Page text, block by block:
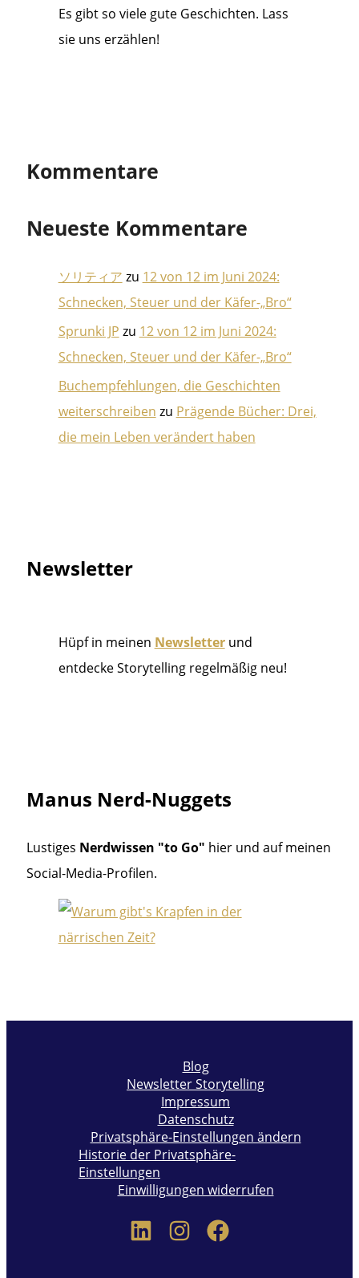
Es gibt so viele gute Geschichten. Lass
sie uns erzählen!
Kommentare
Neueste Kommentare
ソリティア zu 12 von 12 im Juni 2024:
Schnecken, Steuer und der Käfer-„Bro“
Sprunki JP zu 12 von 12 im Juni 2024:
Schnecken, Steuer und der Käfer-„Bro“
Buchempfehlungen, die Geschichten
weiterschreiben zu Prägende Bücher: Drei,
die mein Leben verändert haben
Newsletter
Hüpf in meinen Newsletterund
entdecke Storytelling regelmäßig neu!
Manus Nerd-Nuggets
Lustiges Nerdwissen "to Go" hier und auf meinen
Social-Media-Profilen.
Blog
Newsletter Storytelling
Impressum
Datenschutz
Privatsphäre-Einstellungen ändern
Historie der Privatsphäre-
Einstellungen
Einwilligungen widerrufen